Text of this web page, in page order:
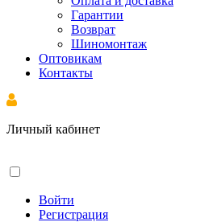
Гарантии
Возврат
Шиномонтаж
Оптовикам
Контакты
Личный кабинет
Войти
Регистрация